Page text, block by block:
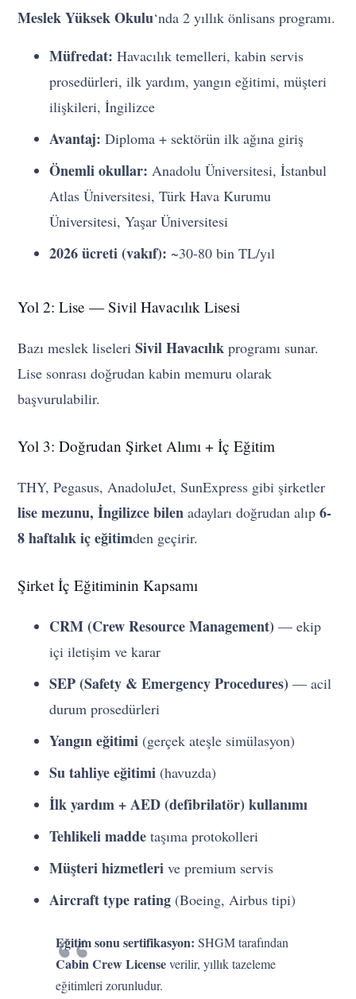
Meslek Yüksek Okulu‘nda 2 yıllık önlisans programı.
Müfredat: Havacılık temelleri, kabin servis
prosedürleri, ilk yardım, yangın eğitimi, müşteri
ilişkileri, İngilizce
Avantaj: Diploma + sektörün ilk ağına giriş
Önemli okullar: Anadolu Üniversitesi, İstanbul
Atlas Üniversitesi, Türk Hava Kurumu
Üniversitesi, Yaşar Üniversitesi
2026 ücreti (vakıf): ~30-80 bin TL/yıl
Yol 2: Lise — Sivil Havacılık Lisesi
Bazı meslek liseleriSivil Havacılık programı sunar.
Lise sonrası doğrudan kabin memuru olarak
başvurulabilir.
Yol 3: Doğrudan Şirket Alımı + İç Eğitim
THY, Pegasus, AnadoluJet, SunExpress gibi şirketler
lise mezunu, İngilizce bilen adayları doğrudan alıp6-
8 haftalık iç eğitimden geçirir.
Şirket İç Eğitiminin Kapsamı
CRM (Crew Resource Management) — ekip
içi iletişim ve karar
SEP (Safety & Emergency Procedures) — acil
durum prosedürleri
Yangın eğitimi (gerçek ateşle simülasyon)
Su tahliye eğitimi (havuzda)
İlk yardım + AED (defibrilatör) kullanımı
Tehlikeli madde taşıma protokolleri
Müşteri hizmetleri ve premium servis
Aircraft type rating (Boeing, Airbus tipi)
Eğitim sonu sertifikasyon: SHGM tarafından
Cabin Crew Licenseverilir, yıllık tazeleme
eğitimleri zorunludur.